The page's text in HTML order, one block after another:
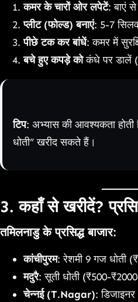
कमर के चारों ओर लपेटें: बाएं
प्लीट (फोल्ड) बनाएं: 5-7
पीछे टक कर बांधें: कमर में
बचे हुए कपड़े कोकंधे पर डालें
टिप: अभ्यास की आवश्यकता होती
धोती” खरीद सकते हैं।
3. कहाँ से खरीदें?
तमिलनाडु के प्रसिद्ध बाजार:
कांचीपुरम: रेशमी 9 गज धोती
मदुरै: सूती धोती (₹500-
चेन्नई (T.Nagar): डिजाइनर